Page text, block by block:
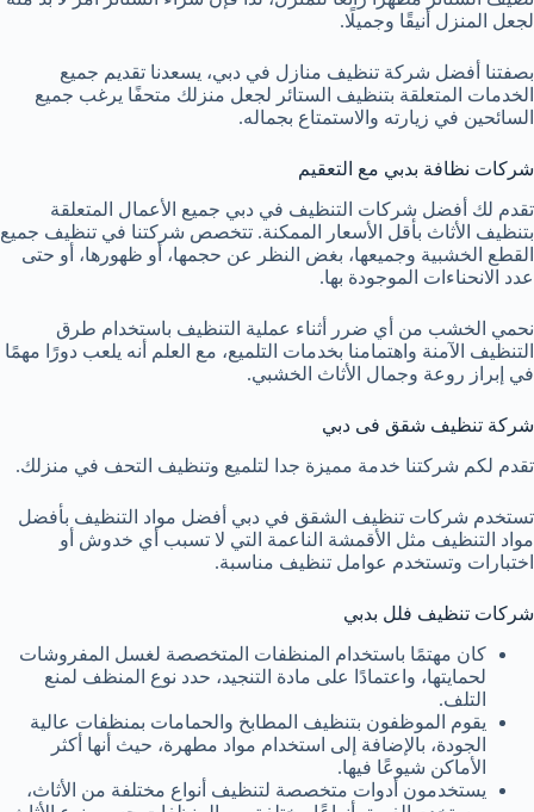
لجعل المنزل أنيقًا وجميلًا.
بصفتنا أفضل شركة تنظيف منازل في دبي، يسعدنا تقديم جميع
الخدمات المتعلقة بتنظيف الستائر لجعل منزلك متحفًا يرغب جميع
السائحين في زيارته والاستمتاع بجماله.
شركات نظافة بدبي مع التعقيم
تقدم لك أفضل شركات التنظيف في دبي جميع الأعمال المتعلقة
بتنظيف الأثاث بأقل الأسعار الممكنة. تتخصص شركتنا في تنظيف جميع
القطع الخشبية وجميعها، بغض النظر عن حجمها، أو ظهورها، أو حتى
عدد الانحناءات الموجودة بها.
نحمي الخشب من أي ضرر أثناء عملية التنظيف باستخدام طرق
التنظيف الآمنة واهتمامنا بخدمات التلميع، مع العلم أنه يلعب دورًا مهمًا
في إبراز روعة وجمال الأثاث الخشبي.
شركة تنظيف شقق فى دبي
تقدم لكم شركتنا خدمة مميزة جدا لتلميع وتنظيف التحف في منزلك.
تستخدم شركات تنظيف الشقق في دبي أفضل مواد التنظيف بأفضل
مواد التنظيف مثل الأقمشة الناعمة التي لا تسبب أي خدوش أو
اختبارات وتستخدم عوامل تنظيف مناسبة.
شركات تنظيف فلل بدبي
كان مهتمًا باستخدام المنظفات المتخصصة لغسل المفروشات
لحمايتها، واعتمادًا على مادة التنجيد، حدد نوع المنظف لمنع
التلف.
يقوم الموظفون بتنظيف المطابخ والحمامات بمنظفات عالية
الجودة، بالإضافة إلى استخدام مواد مطهرة، حيث أنها أكثر
الأماكن شيوعًا فيها.
يستخدمون أدوات متخصصة لتنظيف أنواع مختلفة من الأثاث،